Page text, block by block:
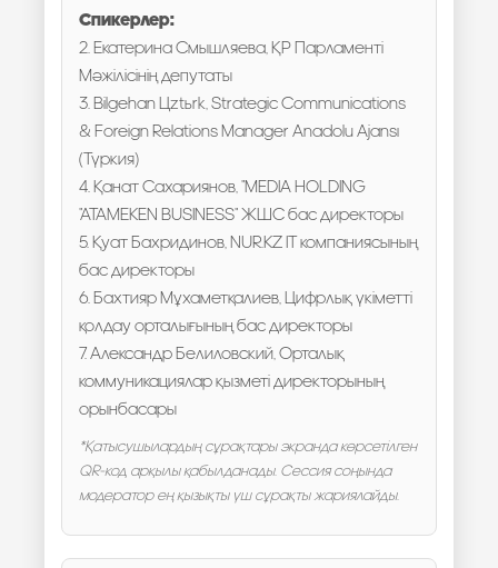
Спикерлер:
2. Екатерина Смышляева, ҚР Парламенті
Мәжілісінің депутаты
3. Bilgehan Öztürk, Strategic Communications
& Foreign Relations Manager Anadolu Ajansı
(Түркия)
4. Қанат Сахариянов, "MEDIA HOLDING
"ATAMEKEN BUSINESS" ЖШС бас директоры
5. Қуат Бахридинов, NUR.KZ IT компаниясының
бас директоры
6. Бахтияр Мұхаметқалиев, Цифрлық үкіметті
қолдау орталығының бас директоры
7. Александр Белиловский, Орталық
коммуникациялар қызметі директорының
орынбасары
*Қатысушылардың сұрақтары экранда көрсетілген
QR-код арқылы қабылданады. Сессия соңында
модератор ең қызықты үш сұрақты жариялайды.